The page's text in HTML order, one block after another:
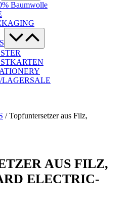
Baumwolle
Menü-
Schalter
LAGERSALE
/ Topfuntersetzer aus Filz,
AUS FILZ,
ELECTRIC-